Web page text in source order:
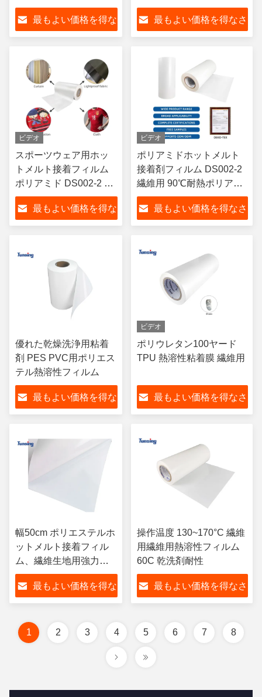
最もよい価格を得な
着力フィルム
最もよい価格を得なさ
ビデオ
スポーツウェア用ホッ
トメルト接着フィルム
ポリアミド DS002-2 高
温洗濯耐性
最もよい価格を得な
ビデオ
ポリアミドホットメルト
接着剤フィルム DS002-2
繊維用 90℃耐熱ポリアミ
ド 刺繍用
最もよい価格を得なさ
優れた乾燥洗浄用粘着
剤 PES PVC用ポリエス
テル熱溶性フィルム
最もよい価格を得な
ビデオ
ポリウレタン100ヤード
TPU 熱溶性粘着膜 繊維用
最もよい価格を得なさ
幅50cm ポリエステルホ
ットメルト接着フィル
ム、繊維生地用強力接
着、機械金型温度130℃
～170℃最もよい価格を得な
操作温度 130~170°C 繊維
用繊維用熱溶性フィルム
60C 乾洗剤耐性
最もよい価格を得なさ
1 2 3 4 5 6 7 8